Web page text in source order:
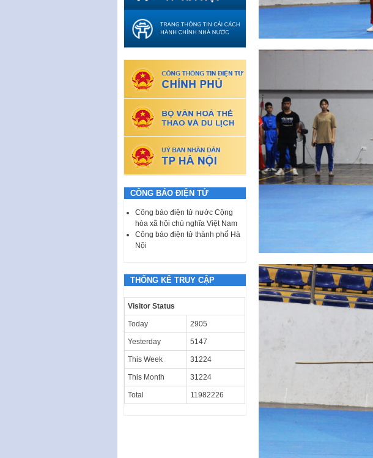
CÔNG BÁO ĐIỆN TỬ
Công báo điện tử nước Cộng
hòa xã hội chủ nghĩa Việt Nam
Công báo điện tử thành phố Hà
Nội
THỐNG KÊ TRUY CẬP
Visitor Status
Today 2905
Yesterday 5147
This Week 31224
This Month 31224
Total 11982226